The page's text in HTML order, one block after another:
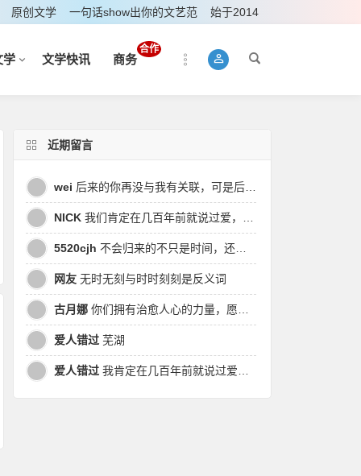
原创文学 一句话show出你的文艺范 始于2014
学 文学快讯 商务
合作
近期留言
wei 后来的你再没与我有关联，可是后来我的时间皆是你，都说地球是个圆，为何兜兜转转却走不到原点
NICK 我们肯定在几百年前就说过爱，今生却错过。此生无悔，与你爱过。茕茕孑立，且看我对酒当歌，与影对酌。
5520cjh 不会归来的不只是时间，还有曾经的我
网友 无时无刻与时时刻刻是反义词
古月娜 你们拥有治愈人心的力量，愿也将丑陋的人性一起泯灭吧！
爱人错过 芜湖
爱人错过 我肯定在几百年前就说过爱你，只是你忘了，我也记不起。我肯定在几百年前就说过爱你，只是你忘了，我也记不起。 走过路过没遇过，回头转头还是错。你我不曾感受过，相撞在街口，相撞在街口。